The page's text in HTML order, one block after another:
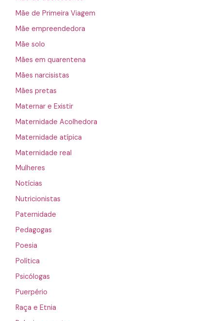
Mãe de Primeira Viagem
Mãe empreendedora
Mãe solo
Mães em quarentena
Mães narcisistas
Mães pretas
Maternar e Existir
Maternidade Acolhedora
Maternidade atípica
Maternidade real
Mulheres
Notícias
Nutricionistas
Paternidade
Pedagogas
Poesia
Política
Psicólogas
Puerpério
Raça e Etnia